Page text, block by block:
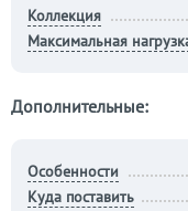
Коллекция
Максимальная
Дополнительные:
Особенности
Куда поставить